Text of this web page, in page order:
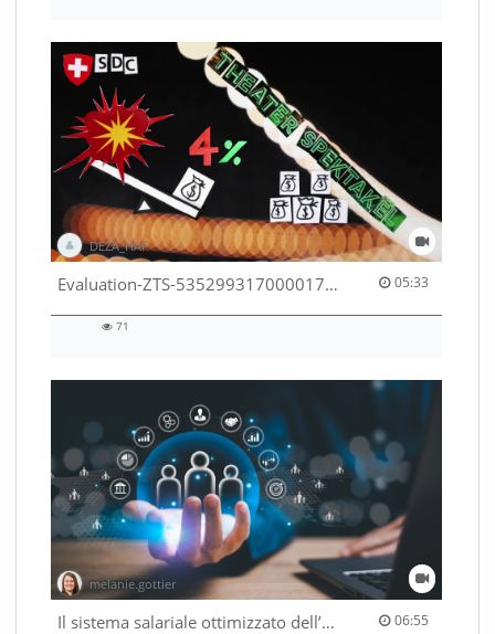
DEZA_HAF
Evaluation-ZTS-53529931700001791 05:33
05:33 duration
71
melanie.gottier
Il sistema salariale ottimizzato dell’Amministrazione federale 06:55
06:55 duration